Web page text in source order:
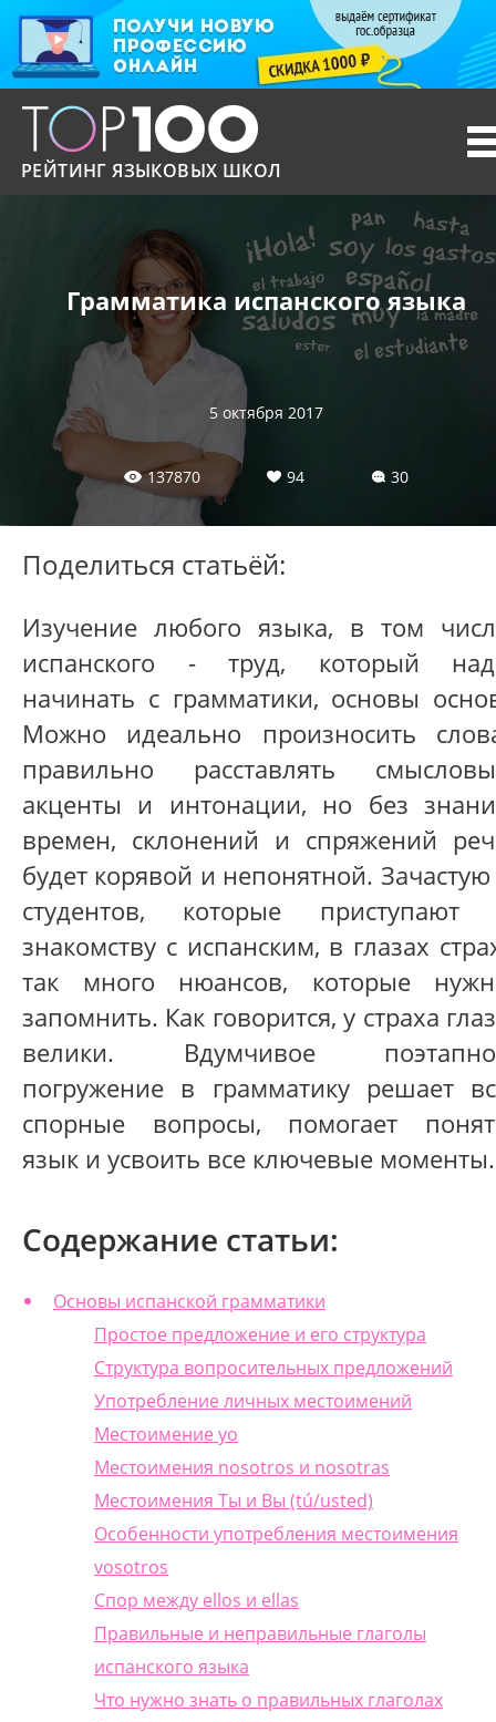
РЕЙТИНГ ЯЗЫКОВЫХ ШКОЛ
Грамматика испанского языка
5 октября 2017
137870 94 30
Поделиться статьёй:
Изучение любого языка, в том
испанского - труд, который
начинать с грамматики, основы
Можно идеально произносить
правильно расставлять
акценты и интонации, но без
времен, склонений и спряжений
будет корявой и непонятной. Зачастую
студентов, которые приступают
знакомству с испанским, в глазах
так много нюансов, которые
запомнить. Как говорится, у страха
велики. Вдумчивое
погружение в грамматику решает
спорные вопросы, помогает
язык и усвоить все ключевые моменты.
Содержание статьи:
Основы испанской грамматики
Простое предложение и его структура
Структура вопросительных предложений
Употребление личных местоимений
Местоимение yo
Местоимения nosotros и nosotras
Местоимения Ты и Вы (tú/usted)
Особенности употребления местоимения
vosotros
Спор между ellos и ellas
Правильные и неправильные глаголы
испанского языка
Что нужно знать о правильных глаголах